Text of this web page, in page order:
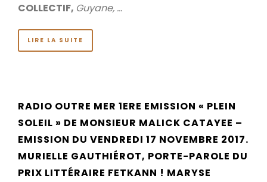
COLLECTIF, Guyane, …
LIRE LA SUITE
RADIO OUTRE MER 1ERE EMISSION « PLEIN
SOLEIL » DE MONSIEUR MALICK CATAYEE –
EMISSION DU VENDREDI 17 NOVEMBRE 2017.
MURIELLE GAUTHIÉROT, PORTE-PAROLE DU
PRIX LITTÉRAIRE FETKANN ! MARYSE